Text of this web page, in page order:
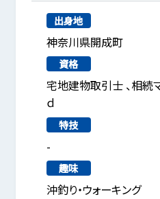
出身地
神奈川県開成町
資格
宅地建物取引士 、相続マ
ｄ
特技
-
趣味
沖釣り・ウォーキング